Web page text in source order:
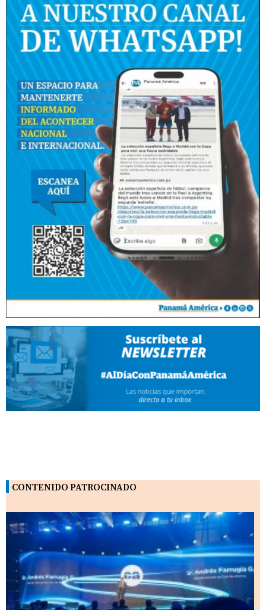
CONTENIDO PATROCINADO